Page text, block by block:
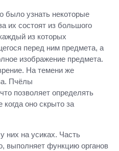
было узнать некоторые
их состоят из большого
из которых
перед ним предмета, а
изображение предмета.
На темени же
Пчёлы
позволяет определять
оно скрыто за
них на усиках. Часть
выполняет функцию органов